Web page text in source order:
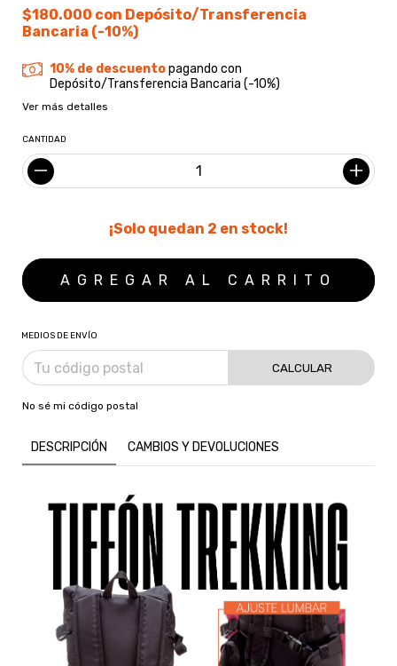
$180.000 con Depósito/Transferencia
Bancaria (-10%)
10% de descuentopagando con
Depósito/Transferencia Bancaria (-10%)
Ver más detalles
CANTIDAD
¡Solo quedan 2 en stock!
MEDIOS DE ENVÍO
CALCULAR
No sé mi código postal
DESCRIPCIÓN CAMBIOS Y DEVOLUCIONES